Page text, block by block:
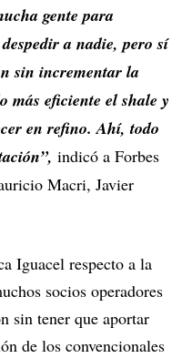
gente para
a nadie, pero sí
sin incrementar la
más eficiente el shale y
en refino. Ahí, todo
indicó a Forbes
Macri, Javier
Iguacel respecto a la
socios operadores
sin tener que aportar
de los convencionales